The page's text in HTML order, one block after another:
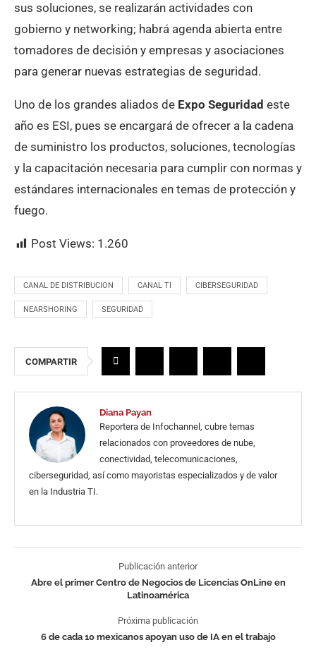
sus soluciones, se realizarán actividades con
gobierno y networking; habrá agenda abierta entre
tomadores de decisión y empresas y asociaciones
para generar nuevas estrategias de seguridad.
Uno de los grandes aliados de Expo Seguridad este
año es ESI, pues se encargará de ofrecer a la cadena
de suministro los productos, soluciones, tecnologías
y la capacitación necesaria para cumplir con normas y
estándares internacionales en temas de protección y
fuego.
Post Views: 1.260
CANAL DE DISTRIBUCION CANAL TI CIBERSEGURIDAD
NEARSHORING SEGURIDAD
COMPARTIR
Diana Payan
Reportera de Infochannel, cubre temas
relacionados con proveedores de nube,
conectividad, telecomunicaciones,
ciberseguridad, así como mayoristas especializados y de valor
en la Industria TI.
Publicación anterior
Abre el primer Centro de Negocios de Licencias OnLine en
Latinoamérica
Próxima publicación
6 de cada 10 mexicanos apoyan uso de IA en el trabajo